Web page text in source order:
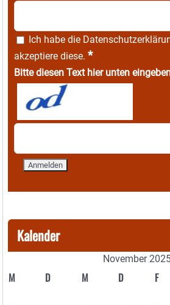
Ich habe die
akzeptiere diese. *
Bitte diesen Text hier unten
Kalender
November
M D M D F